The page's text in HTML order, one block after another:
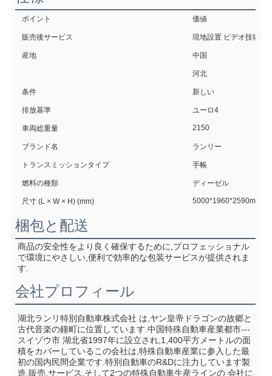
ポイント 価値
販売後サービス 現地設置 ビデオ技術サ
産地 中国
河北
条件 新しい
排放基準 ユーロ4
車両総重量 2150
ブランド名 ランリー
トランスミッションタイプ 手帳
燃料の種類 ディーゼル
尺寸 (L × W × H) (mm) 5000*1960*2590mm
梱包と配送
商品の安全性をより良く確保するために,プロフェッショナル
で環境にやさしい,便利で効率的な包装サービスが提供されま
す.
会社プロフィール
湖北ランリ特別自動車株式会社 は,ヤン皇帝ドラゴンの故郷と
古代音楽の鐘町に位置しています.中国特殊自動車産業都市---
スイゾウ市 湖北省1997年に設立され,1,400平方メートルの面
積をカバーしているこの会社は,特殊自動車産業に参入した最
初の国内民間企業です.特別自動車のR&Dに注力しています製
造,販売,サービス,そして2つの特殊自動車生産ラインの 会社に